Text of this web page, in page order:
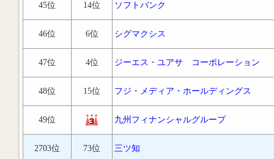
45位 14位 ソフトバンク
46位 6位 シグマクシス
47位 4位 ジーエス・ユアサ コーポレーション
48位 15位 フジ・メディア・ホールディングス
49位 九州フィナンシャルグループ
2703位 73位 三ツ知